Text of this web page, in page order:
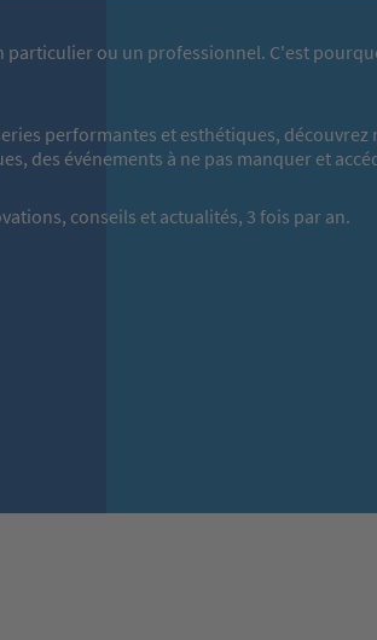
particulier ou un professionnel. C'est
performantes et esthétiques, découvrez
des événements à ne pas manquer et
conseils et actualités, 3 fois par an.